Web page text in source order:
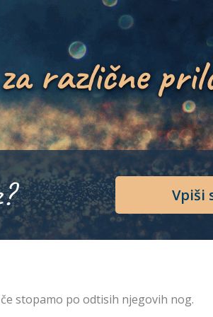
različne
Vpiši
stopamo po odtisih njegovih nog.